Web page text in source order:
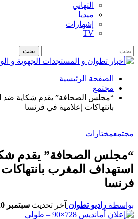
التهاني
ميديا
إشهارات
TV
الصفحة الرئيسية
مجتمع
“مجلس الصحافة” يقدم شكاية ضد
بانتهاكات إعلامية في فرنسا
مجتمعمختارات
“مجلس الصحافة” يقدم
استهداف المغرب
فرنسا
بواسطة راديو تطوان آخر تحديث سبتمبر 20, 2023